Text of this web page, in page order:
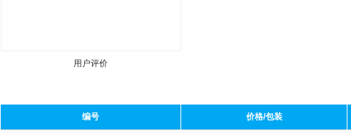
用户评价
编号 价格/包装